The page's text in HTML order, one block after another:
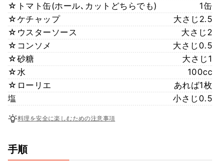
☆トマト缶(ホール､カットどちらでも)
1缶
☆ケチャップ
大さじ2.5
☆ウスターソース
大さじ2
☆コンソメ
大さじ0.5
☆砂糖
大さじ1
☆水
100cc
☆ローリエ
あれば1枚
塩
小さじ0.5
料理を安全に楽しむための注意事項
手順